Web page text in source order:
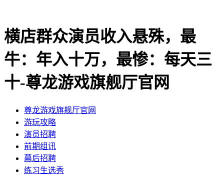
横店群众演员收入悬殊，最
牛：年入十万，最惨：每天三
十-尊龙游戏旗舰厅官网
尊龙游戏旗舰厅官网
​游玩攻略
​演员招聘
​前期组讯
​幕后招聘
​练习生选秀